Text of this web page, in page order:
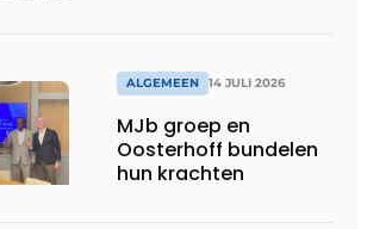
ALGEMEEN 14 JULI 2026
MJb groep en
Oosterhoff bundelen
hun krachten